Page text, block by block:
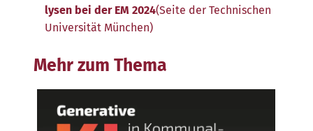
ly­sen bei der EM 2024(Sei­te der Tech­ni­schen
Uni­ver­si­tät München)
Mehr zum Thema